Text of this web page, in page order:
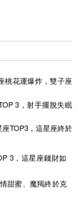
桃花運爆炸，雙子座
3，射手擺脫失眠
TOP3，這星座終於
3，這星座錢財如
甜蜜、魔羯終於克